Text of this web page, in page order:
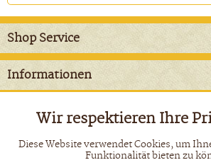
Shop Service
Informationen
Newsletter
* Alle Preise inkl. gesetzl. Mehrwertsteuer
Funktionale
Wir respektieren Ihre
Diese Website verwendet Cookies, um
Funktionalität bieten zu